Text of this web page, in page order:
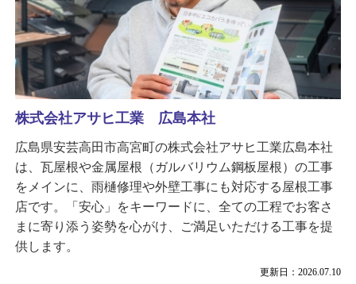
更新日：2026.07.10
株式会社アサヒ工業 広島本社
広島県安芸高田市高宮町の株式会社アサヒ工業広島本社
は、瓦屋根や金属屋根（ガルバリウム鋼板屋根）の工事
をメインに、雨樋修理や外壁工事にも対応する屋根工事
店です。「安心」をキーワードに、全ての工程でお客さ
まに寄り添う姿勢を心がけ、ご満足いただける工事を提
供します。